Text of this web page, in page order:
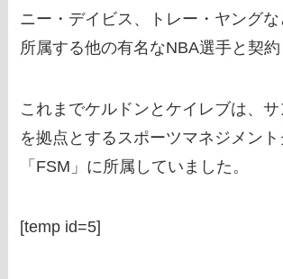
ニー・デイビス、トレー・ヤング
所属する他の有名なNBA選手と契約
これまでケルドンとケイレブは、
を拠点とするスポーツマネジメン
「FSM」に所属していました。
[temp id=5]